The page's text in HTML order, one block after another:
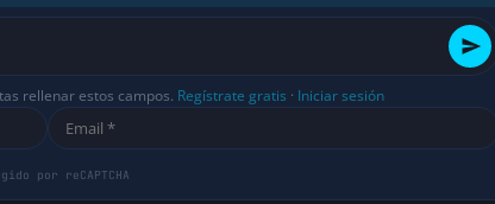
rellenar estos campos. Regístrate gratis · Iniciar sesión